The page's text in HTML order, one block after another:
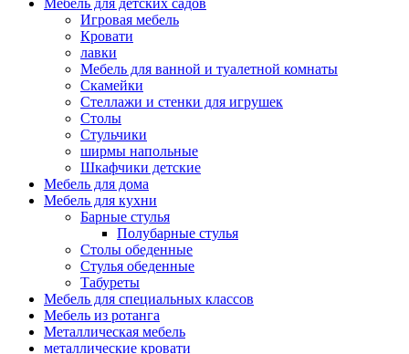
Мебель для детских садов
Игровая мебель
Кровати
лавки
Мебель для ванной и туалетной комнаты
Скамейки
Стеллажи и стенки для игрушек
Столы
Стульчики
ширмы напольные
Шкафчики детские
Мебель для дома
Мебель для кухни
Барные стулья
Полубарные стулья
Столы обеденные
Стулья обеденные
Табуреты
Мебель для специальных классов
Мебель из ротанга
Металлическая мебель
металлические кровати